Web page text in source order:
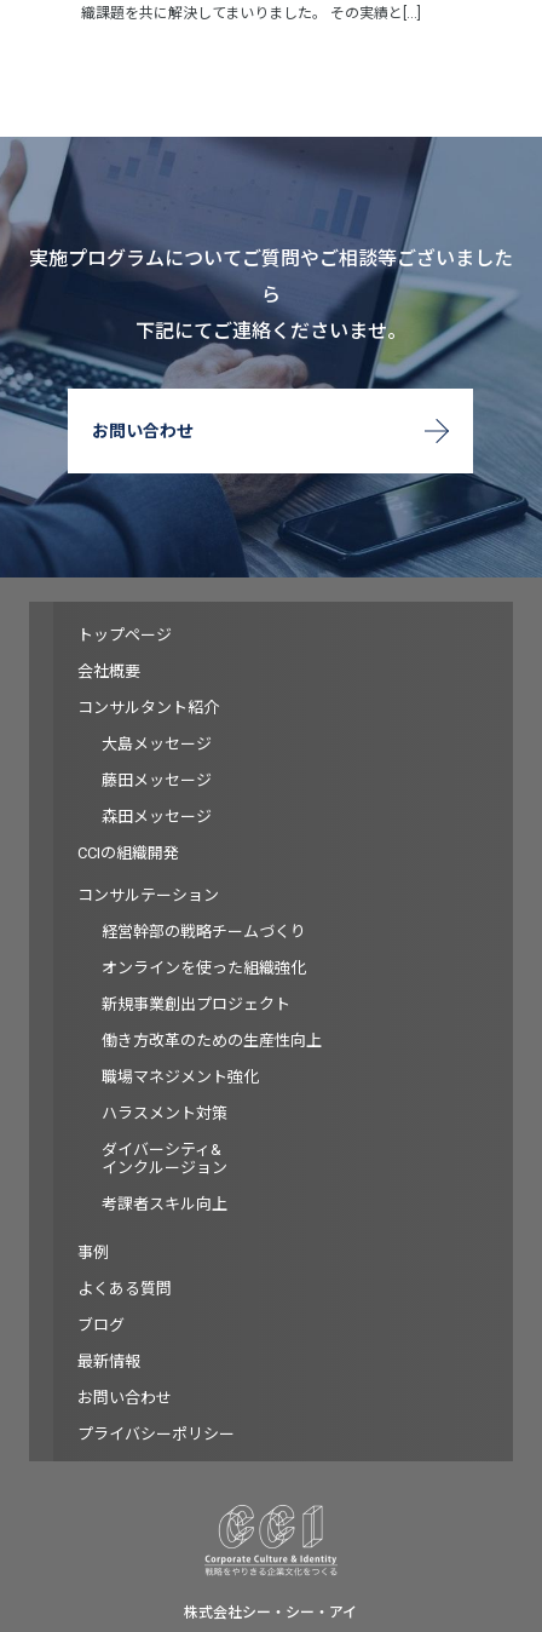
織課題を共に解決してまいりました。 その実績と[...]
実施プログラムについてご質問やご相談等ございました
ら
下記にてご連絡くださいませ。
お問い合わせ
トップページ
会社概要
コンサルタント紹介
大島メッセージ
藤田メッセージ
森田メッセージ
CCIの組織開発
コンサルテーション
経営幹部の戦略チームづくり
オンラインを使った組織強化
新規事業創出プロジェクト
働き方改革のための生産性向上
職場マネジメント強化
ハラスメント対策
ダイバーシティ&
インクルージョン
考課者スキル向上
事例
よくある質問
ブログ
最新情報
お問い合わせ
プライバシーポリシー
株式会社シー・シー・アイ